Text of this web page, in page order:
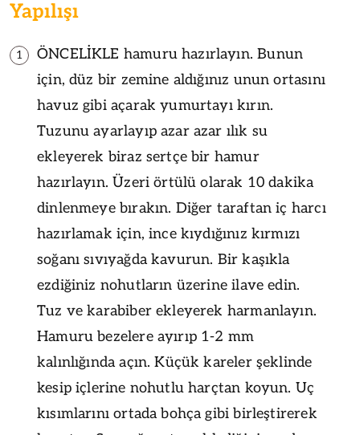
Yapılışı
1
ÖNCELİKLE hamuru hazırlayın. Bunun
için, düz bir zemine aldığınız unun ortasını
havuz gibi açarak yumurtayı kırın.
Tuzunu ayarlayıp azar azar ılık su
ekleyerek biraz sertçe bir hamur
hazırlayın. Üzeri örtülü olarak 10 dakika
dinlenmeye bırakın. Diğer taraftan iç harcı
hazırlamak için, ince kıydığınız kırmızı
soğanı sıvıyağda kavurun. Bir kaşıkla
ezdiğiniz nohutların üzerine ilave edin.
Tuz ve karabiber ekleyerek harmanlayın.
Hamuru bezelere ayırıp 1-2 mm
kalınlığında açın. Küçük kareler şeklinde
kesip içlerine nohutlu harçtan koyun. Uç
kısımlarını ortada bohça gibi birleştirerek